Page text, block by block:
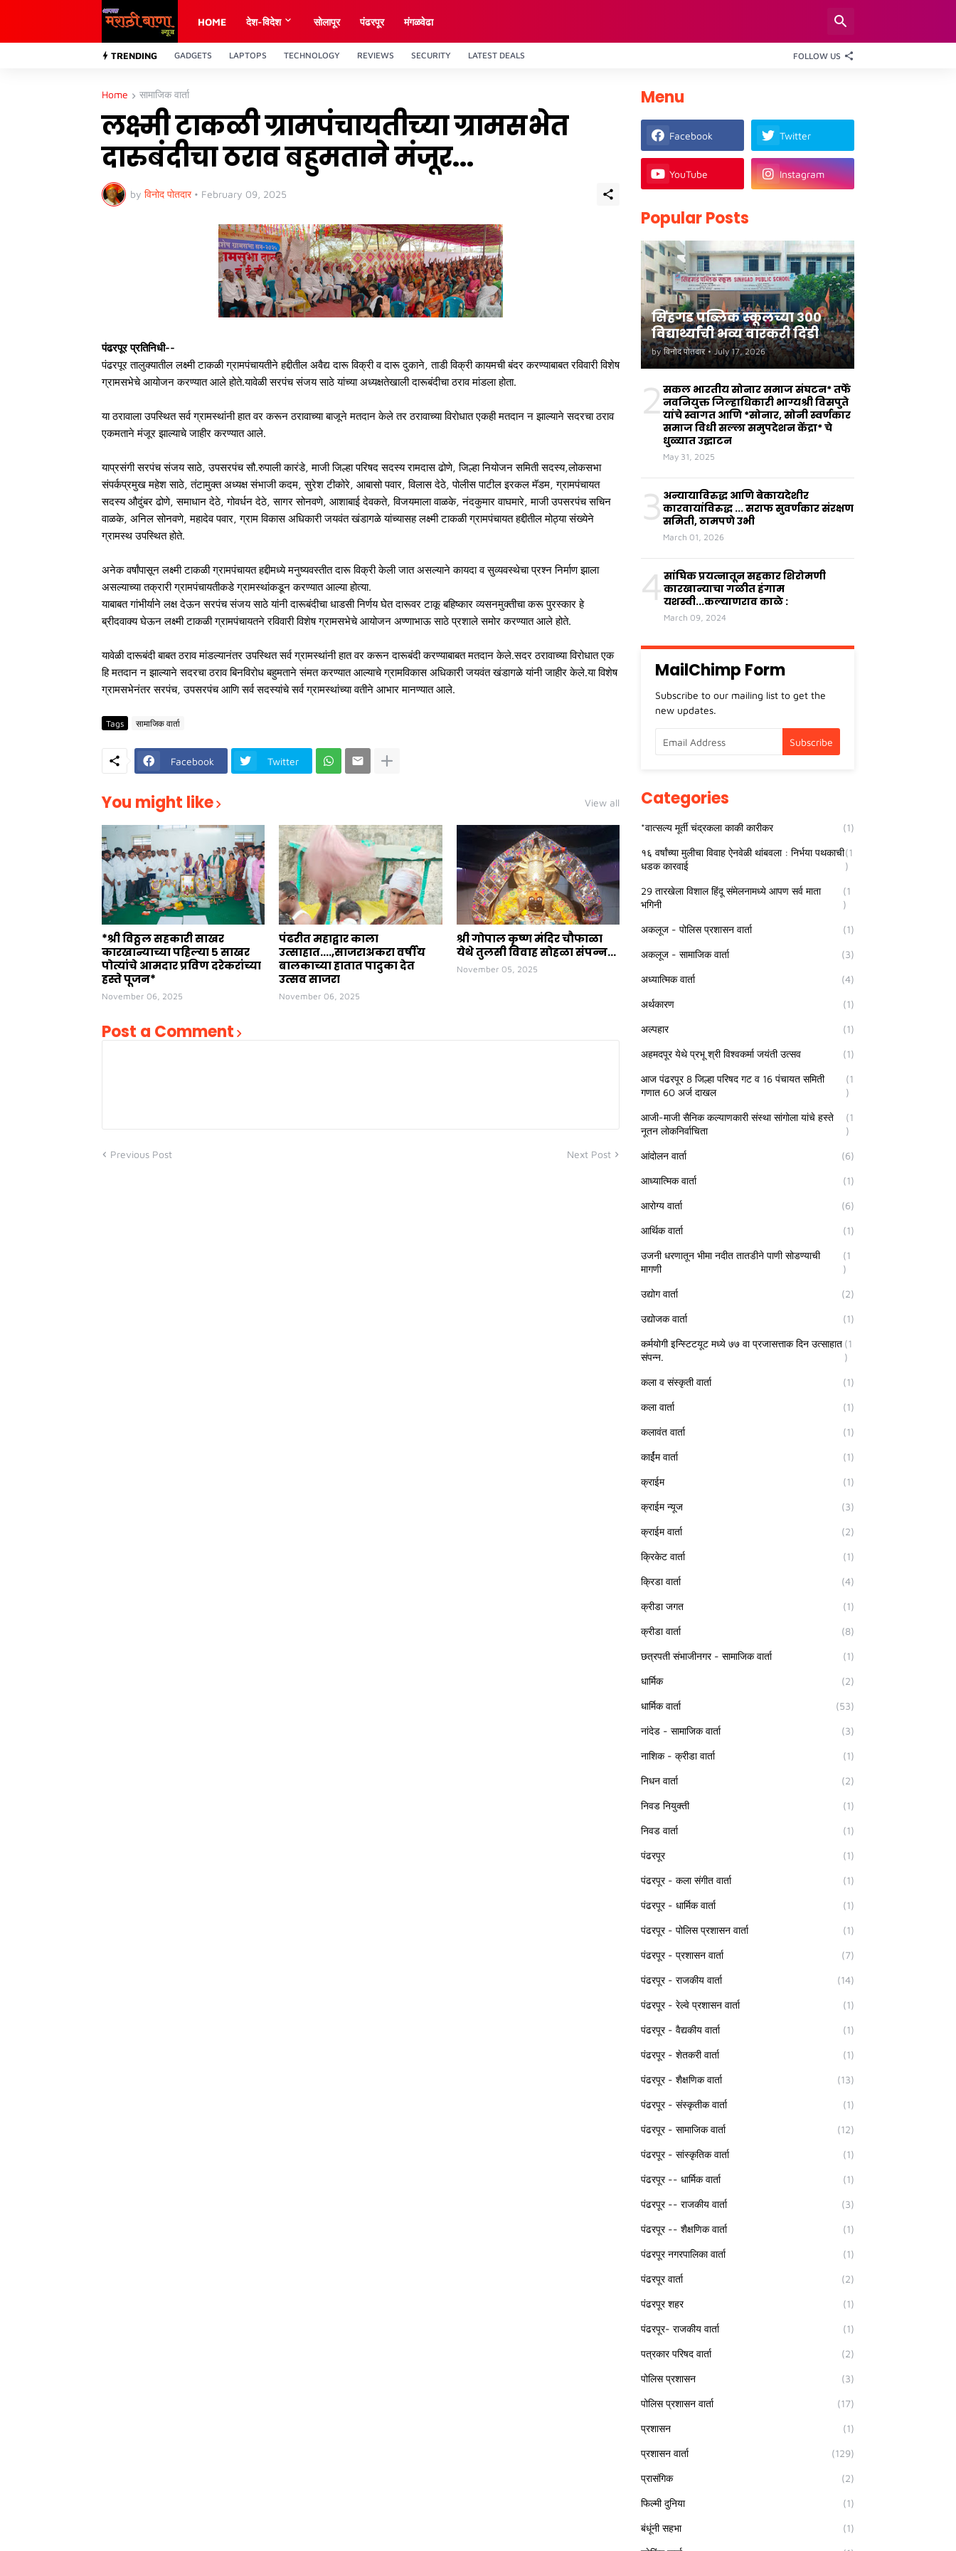
HOME देश-विदेश साेलापूर पंढरपूर मंगळवेढा
TRENDING GADGETS LAPTOPS TECHNOLOGY REVIEWS SECURITY LATEST DEALS FOLLOW US
Home सामाजिक वार्ता
लक्ष्मी टाकळी ग्रामपंचायतीच्या ग्रामसभेत
दारुबंदीचा ठराव बहुमताने मंजूर...
by विनोद पोतदार • February 09, 2025
पंढरपूर प्रतिनिधी--
पंढरपूर तालुक्यातील लक्ष्मी टाकळी ग्रामपंचायतीने हद्दीतील अवैद्य दारू विक्री व दारू दुकाने, ताडी विक्री कायमची बंदर करण्याबाबत रविवारी विशेष
ग्रामसभेचे आयोजन करण्यात आले होते.यावेळी सरपंच संजय साठे यांच्या अध्यक्षतेखाली दारूबंदीचा ठराव मांडला होता.
या ठरावाला उपस्थित सर्व ग्रामस्थांनी हात वर करून ठरावाच्या बाजूने मतदान केले तर ठरावाच्या विरोधात एकही मतदान न झाल्याने सदरचा ठराव
एकमताने मंजूर झाल्याचे जाहीर करण्यात आले.
याप्रसंगी सरपंच संजय साठे, उपसरपंच सौ.रुपाली कारंडे, माजी जिल्हा परिषद सदस्य रामदास ढोणे, जिल्हा नियोजन समिती सदस्य,लोकसभा
संपर्कप्रमुख महेश साठे, तंटामुक्त अध्यक्ष संभाजी कदम, सुरेश टीकोरे, आबासो पवार, विलास देठे, पोलीस पाटील इरकल मॅडम, ग्रामपंचायत
सदस्य औदुंबर ढोणे, समाधान देठे, गोवर्धन देठे, सागर सोनवणे, आशाबाई देवकते, विजयमाला वाळके, नंदकुमार वाघमारे, माजी उपसरपंच सचिन
वाळके, अनिल सोनवणे, महादेव पवार, ग्राम विकास अधिकारी जयवंत खंडागळे यांच्यासह लक्ष्मी टाकळी ग्रामपंचायत हद्दीतील मोठ्या संख्येने
ग्रामस्थ उपस्थित होते.
अनेक वर्षांपासून लक्ष्मी टाकळी ग्रामपंचायत हद्दीमध्ये मनुष्यवस्तीत दारू विक्री केली जात असल्याने कायदा व सुव्यवस्थेचा प्रश्न निर्माण झाला
असल्याच्या तक्रारी ग्रामपंचायतीकडे ग्रामस्थांकडून करण्यात आल्या होत्या.
याबाबत गांभीर्याने लक्ष देऊन सरपंच संजय साठे यांनी दारूबंदीचा धाडसी निर्णय घेत दारूवर टाकू बहिष्कार व्यसनमुक्तीचा करू पुरस्कार हे
ब्रीदवाक्य घेऊन लक्ष्मी टाकळी ग्रामपंचायतने रविवारी विशेष ग्रामसभेचे आयोजन अण्णाभाऊ साठे प्रशाले समोर करण्यात आले होते.
यावेळी दारूबंदी बाबत ठराव मांडल्यानंतर उपस्थित सर्व ग्रामस्थांनी हात वर करून दारूबंदी करण्याबाबत मतदान केले.सदर ठरावाच्या विरोधात एक
हि मतदान न झाल्याने सदरचा ठराव बिनविरोध बहुमताने संमत करण्यात आल्याचे ग्रामविकास अधिकारी जयवंत खंडागळे यांनी जाहीर केले.या विशेष
ग्रामसभेनंतर सरपंच, उपसरपंच आणि सर्व सदस्यांचे सर्व ग्रामस्थांच्या वतीने आभार मानण्यात आले.
Tags सामाजिक वार्ता
Facebook Twitter
You might like View all
*श्री विठ्ठल सहकारी साखर
कारखान्याच्या पहिल्या ५ साखर
पोत्यांचे आमदार प्रविण दरेकरांच्या
हस्ते पूजन*
November 06, 2025
पंढरीत महाद्वार काला
उत्साहात....,साजराअकरा वर्षीय
बालकाच्या हातात पादुका देत
उत्सव साजरा
November 06, 2025
श्री गोपाल कृष्ण मंदिर चौफाळा
येथे तुलसी विवाह सोहळा संपन्न...
November 05, 2025
Post a Comment
Previous Post Next Post
Menu
Facebook Twitter
YouTube Instagram
Popular Posts
सिंहगड पब्लिक स्कूलच्या ३००
विद्यार्थ्यांची भव्य वारकरी दिंडी
by विनोद पोतदार • July 17, 2026
2 सकल भारतीय सोनार समाज संघटन* तर्फे
नवनियुक्त जिल्हाधिकारी भाग्यश्री विसपुते
यांचे स्वागत आणि *सोनार, सोनी स्वर्णकार
समाज विधी सल्ला समुपदेशन केंद्रा* चे
धुळ्यात उद्घाटन
May 31, 2025
3 अन्यायाविरुद्ध आणि बेकायदेशीर
कारवायांविरुद्ध ... सराफ सुवर्णकार संरक्षण
समिती, ठामपणे उभी
March 01, 2026
4 सांघिक प्रयत्नातून सहकार शिरोमणी
कारखान्याचा गळीत हंगाम
यशस्वी...कल्याणराव काळे :
March 09, 2024
MailChimp Form
Subscribe to our mailing list to get the
new updates.
Categories
*वात्सल्य मूर्ती चंद्रकला काकी कारीकर (1)
१६ वर्षांच्या मुलीचा विवाह ऐनवेळी थांबवला : निर्भया पथकाची
धडक कारवाई
(1
)
29 तारखेला विशाल हिंदू संमेलनामध्ये आपण सर्व माता
भगिनी
(1
)
अकलूज - पोलिस प्रशासन वार्ता (1)
अकलूज - सामाजिक वार्ता (3)
अध्यात्मिक वार्ता (4)
अर्थकारण (1)
अल्पहार (1)
अहमदपूर येथे प्रभू श्री विश्वकर्मा जयंती उत्सव (1)
आज पंढरपूर 8 जिल्हा परिषद गट व 16 पंचायत समिती
गणात 60 अर्ज दाखल
(1
)
आजी-माजी सैनिक कल्याणकारी संस्था सांगोला यांचे हस्ते
नूतन लोकनिर्वाचिता
(1
)
आंदोलन वार्ता (6)
आध्यात्मिक वार्ता (1)
आरोग्य वार्ता (6)
आर्थिक वार्ता (1)
उजनी धरणातून भीमा नदीत तातडीने पाणी सोडण्याची
मागणी
(1
)
उद्योग वार्ता (2)
उद्योजक वार्ता (1)
कर्मयोगी इन्स्टिटयूट मध्ये ७७ वा प्रजासत्ताक दिन उत्साहात
संपन्न.
(1
)
कला व संस्कृती वार्ता (1)
कला वार्ता (1)
कलावंत वार्ता (1)
कार्ईम वार्ता (1)
क्राईम (1)
क्राईम न्यूज (3)
क्राईम वार्ता (2)
क्रिकेट वार्ता (1)
क्रिडा वार्ता (4)
क्रीडा जगत (1)
क्रीडा वार्ता (8)
छत्रपती संभाजीनगर - सामाजिक वार्ता (1)
धार्मिक (2)
धार्मिक वार्ता (53)
नांदेड - सामाजिक वार्ता (3)
नाशिक - क्रीडा वार्ता (1)
निधन वार्ता (2)
निवड नियुक्ती (1)
निवड वार्ता (1)
पंढरपूर (1)
पंढरपूर - कला संगीत वार्ता (1)
पंढरपूर - धार्मिक वार्ता (1)
पंढरपूर - पोलिस प्रशासन वार्ता (1)
पंढरपूर - प्रशासन वार्ता (7)
पंढरपूर - राजकीय वार्ता (14)
पंढरपूर - रेल्वे प्रशासन वार्ता (1)
पंढरपूर - वैद्यकीय वार्ता (1)
पंढरपूर - शेतकरी वार्ता (1)
पंढरपूर - शैक्षणिक वार्ता (13)
पंढरपूर - संस्कृतीक वार्ता (1)
पंढरपूर - सामाजिक वार्ता (12)
पंढरपूर - सांस्कृतिक वार्ता (1)
पंढरपूर -- धार्मिक वार्ता (1)
पंढरपूर -- राजकीय वार्ता (3)
पंढरपूर -- शैक्षणिक वार्ता (1)
पंढरपूर नगरपालिका वार्ता (1)
पंढरपूर वार्ता (2)
पंढरपूर शहर (1)
पंढरपूर- राजकीय वार्ता (1)
पत्रकार परिषद वार्ता (2)
पोलिस प्रशासन (3)
पोलिस प्रशासन वार्ता (17)
प्रशासन (1)
प्रशासन वार्ता (129)
प्रासंगिक (2)
फिल्मी दुनिया (1)
बंधूंनी सहभा (1)